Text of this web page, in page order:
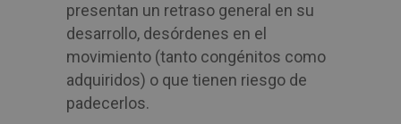
presentan un retraso general en su
desarrollo, desórdenes en el
movimiento (tanto congénitos como
adquiridos) o que tienen riesgo de
padecerlos.